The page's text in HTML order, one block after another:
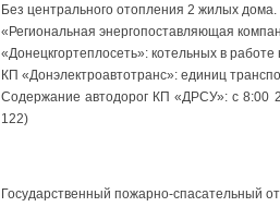
Без центрального отопления 2 жилых дома.
«Региональная энергопоставляющая
«Донецкгортеплосеть»: котельных в
КП «Донэлектроавтотранс»: единиц
Содержание автодорог КП «ДРСУ»: с 8:00
122)
Государственный пожарно-спасательный